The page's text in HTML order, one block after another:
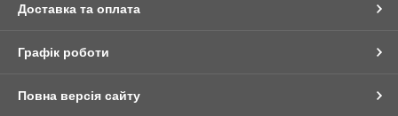
Доставка та оплата
Графік роботи
Повна версія сайту